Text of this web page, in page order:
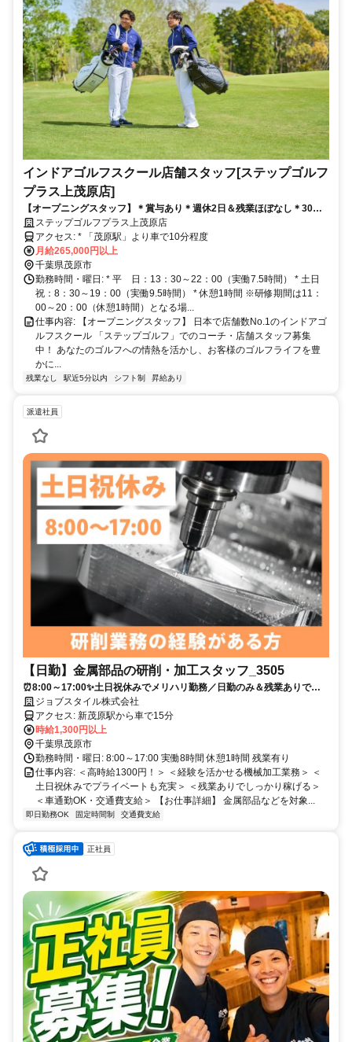
インドアゴルフスクール店舗スタッフ[ステップゴルフ
プラス上茂原店]
【オープニングスタッフ】＊賞与あり＊週休2日＆残業ほぼなし＊30
代・40代活躍中
ステップゴルフプラス上茂原店
アクセス: * 「茂原駅」より車で10分程度
月給265,000円以上
千葉県茂原市
勤務時間・曜日: * 平 日：13：30～22：00（実働7.5時間） * 土日
祝：8：30～19：00（実働9.5時間） * 休憩1時間 ※研修期間は11：
00～20：00（休憩1時間）となる場...
仕事内容: 【オープニングスタッフ】 日本で店舗数No.1のインドアゴ
ルフスクール 「ステップゴルフ」でのコーチ・店舗スタッフ募集
中！ あなたのゴルフへの情熱を活かし、お客様のゴルフライフを豊
かに...
残業なし 駅近5分以内 シフト制 昇給あり
派遣社員
【日勤】金属部品の研削・加工スタッフ_3505
⏰8:00～17:00✨土日祝休みでメリハリ勤務／日勤のみ＆残業ありでし
っかり稼げる✅／経験者歓迎⭕研削経験が活かせる加工作業⭐
ジョブスタイル株式会社
アクセス: 新茂原駅から車で15分
時給1,300円以上
千葉県茂原市
勤務時間・曜日: 8:00～17:00 実働8時間 休憩1時間 残業有り
仕事内容: ＜高時給1300円！＞ ＜経験を活かせる機械加工業務＞ ＜
土日祝休みでプライベートも充実＞ ＜残業ありでしっかり稼げる＞
＜車通勤OK・交通費支給＞ 【お仕事詳細】 金属部品などを対象...
即日勤務OK 固定時間制 交通費支給
正社員